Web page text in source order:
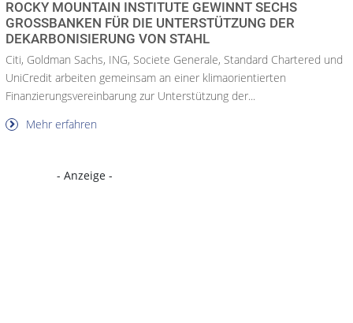
ROCKY MOUNTAIN INSTITUTE GEWINNT SECHS
GROSSBANKEN FÜR DIE UNTERSTÜTZUNG DER D
EKARBONISIERUNG VON STAHL
Citi, Goldman Sachs, ING, Societe Generale, Standard Chartered und
UniCredit arbeiten gemeinsam an einer klimaorientierten
Finanzierungsvereinbarung zur Unterstützung der...
Mehr erfahren
- Anzeige -